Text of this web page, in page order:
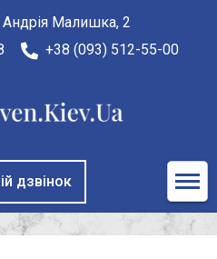
Андрія Малишка, 2
+38 (093) 512-55-00
дзвінок